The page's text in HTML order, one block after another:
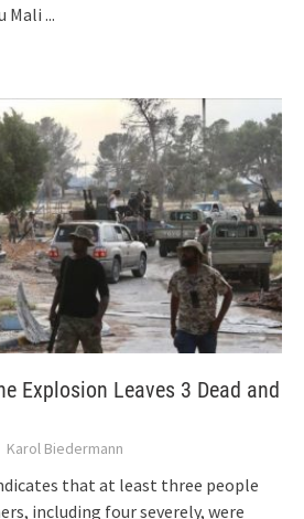
Mali ...
Explosion Leaves 3 Dead and
Karol Biedermann
that at least three people
including four severely, were